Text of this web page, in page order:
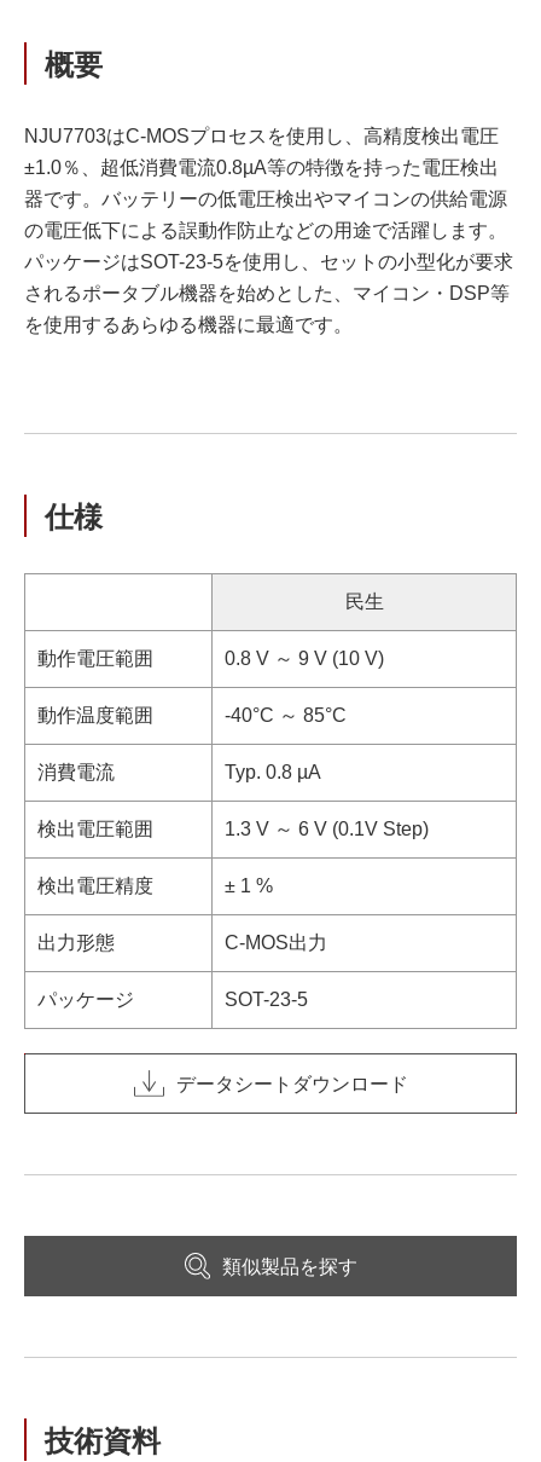
概要
NJU7703はC-MOSプロセスを使用し、高精度検出電圧
±1.0％、超低消費電流0.8µA等の特徴を持った電圧検出
器です。バッテリーの低電圧検出やマイコンの供給電源
の電圧低下による誤動作防止などの用途で活躍します。
パッケージはSOT-23-5を使用し、セットの小型化が要求
されるポータブル機器を始めとした、マイコン・DSP等
を使用するあらゆる機器に最適です。
仕様
民生
動作電圧範囲 0.8 V ～ 9 V (10 V)
動作温度範囲 -40°C ～ 85°C
消費電流 Typ. 0.8 µA
検出電圧範囲 1.3 V ～ 6 V (0.1V Step)
検出電圧精度 ± 1 %
出力形態 C-MOS出力
パッケージ SOT-23-5
データシートダウンロード
類似製品を探す
技術資料